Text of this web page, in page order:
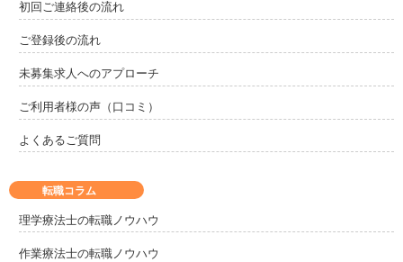
初回ご連絡後の流れ
ご登録後の流れ
未募集求人へのアプローチ
ご利用者様の声（口コミ）
よくあるご質問
転職コラム
理学療法士の転職ノウハウ
作業療法士の転職ノウハウ